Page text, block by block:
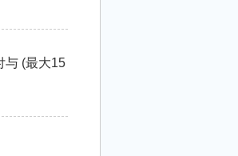
与 (最大15